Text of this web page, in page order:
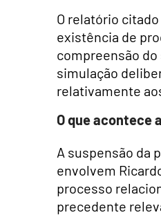
O relatório
existência de
compreensão
simulação
relativamente
O que acontece
A suspensão da
envolvem
processo
precedente